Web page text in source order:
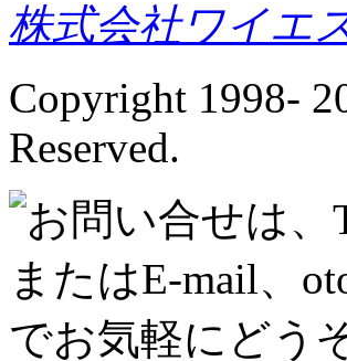
株式会社ワイエ
Copyright 1998-
Reserved.